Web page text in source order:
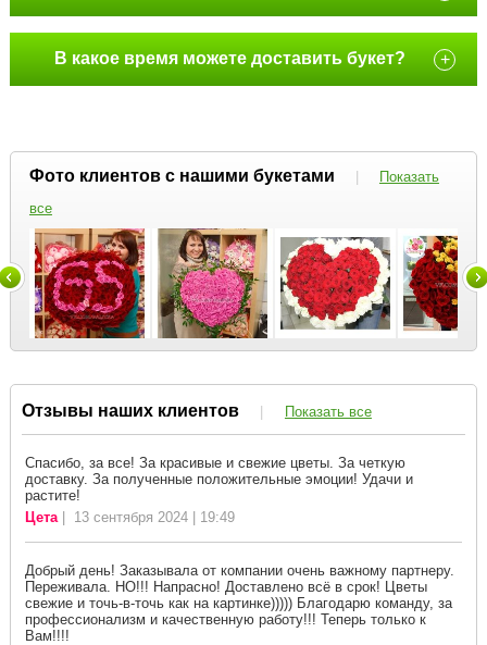
В какое время можете доставить букет? +
Фото клиентов с нашими букетами |
Показать
все
Отзывы наших клиентов | Показать все
Спасибо, за все! За красивые и свежие цветы. За четкую
доставку. За полученные положительные эмоции! Удачи и
растите!
Цета| 13 сентября 2024 | 19:49
Добрый день! Заказывала от компании очень важному партнеру.
Переживала. НО!!! Напрасно! Доставлено всё в срок! Цветы
свежие и точь-в-точь как на картинке))))) Благодарю команду, за
профессионализм и качественную работу!!! Теперь только к
Вам!!!!